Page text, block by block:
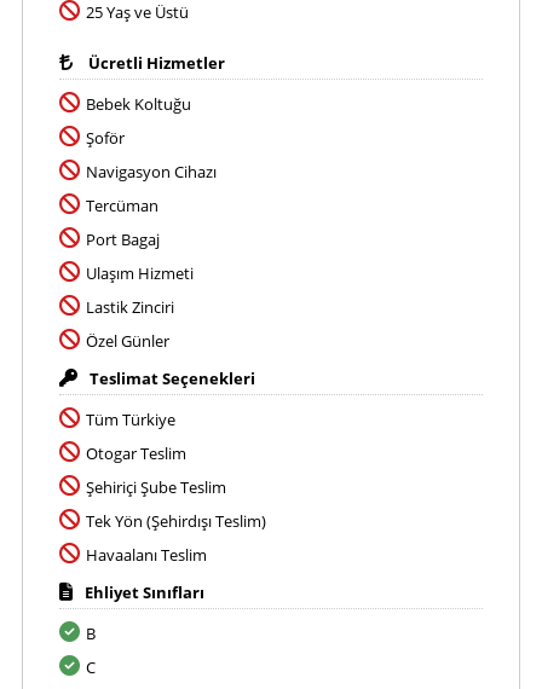
25 Yaş ve Üstü
Ücretli Hizmetler
Bebek Koltuğu
Şoför
Navigasyon Cihazı
Tercüman
Port Bagaj
Ulaşım Hizmeti
Lastik Zinciri
Özel Günler
Teslimat Seçenekleri
Tüm Türkiye
Otogar Teslim
Şehiriçi Şube Teslim
Tek Yön (Şehirdışı Teslim)
Havaalanı Teslim
Ehliyet Sınıfları
B
C